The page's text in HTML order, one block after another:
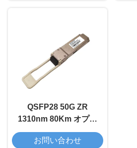
QSFP28 50G ZR
1310nm 80Km オプテ
ィカルトランシーバー
モジュール
お問い合わせ